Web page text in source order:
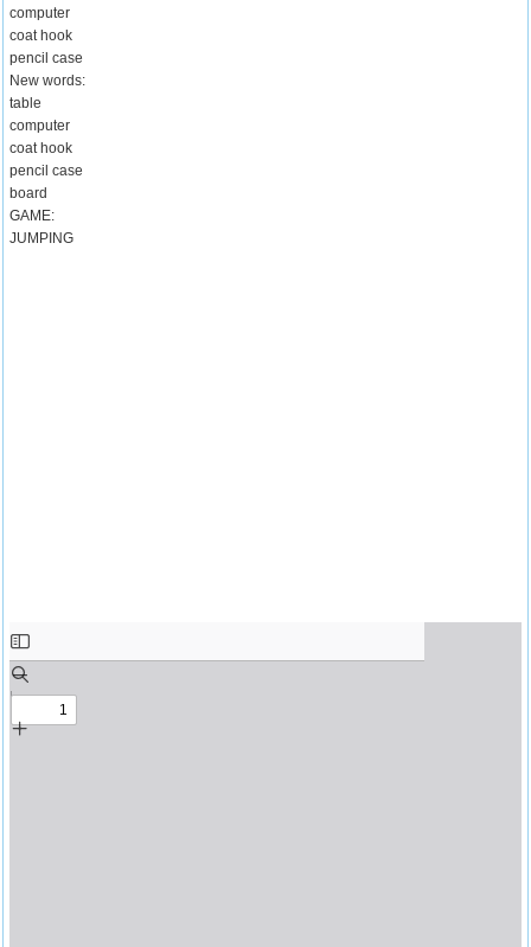
computer
coat hook
pencil case
New words:
table
computer
coat hook
pencil case
board
GAME:
JUMPING